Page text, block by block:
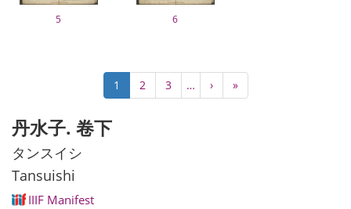
5 6
Current
page
1 Page
2 Page
3 …
Next
page
›
Last
page
»
丹水子. 卷下
タンスイシ
Tansuishi
IIIF Manifest